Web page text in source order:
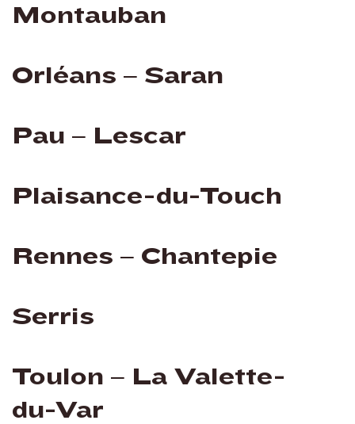
Montauban
Orléans – Saran
Pau – Lescar
Plaisance-du-Touch
Rennes – Chantepie
Serris
Toulon – La Valette-
du-Var